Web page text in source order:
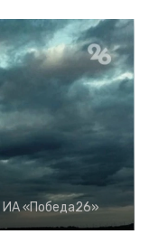
ИА «Победа26»